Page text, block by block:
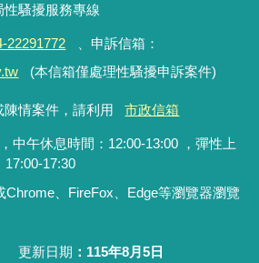
騷擾服務專線
22291772 、申訴信箱 ：
(本信箱僅處理性騷擾申訴案件)
情案件，請利用 市政信箱
中午休息時間：12:00-13:00 ，彈性上
17:00-17:30
、FireFox、Edge等瀏覽器瀏覽
更新日期 115年8月5日